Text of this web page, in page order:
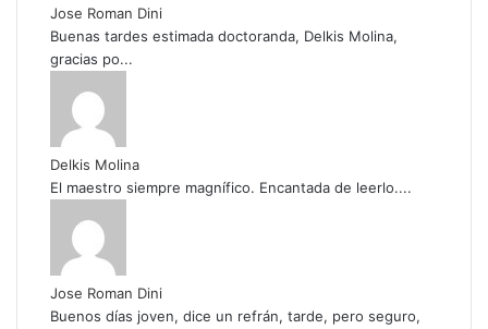
Jose Roman Dini
Buenas tardes estimada doctoranda, Delkis Molina,
gracias po...
Delkis Molina
El maestro siempre magnífico. Encantada de leerlo....
Jose Roman Dini
Buenos días joven, dice un refrán, tarde, pero seguro,